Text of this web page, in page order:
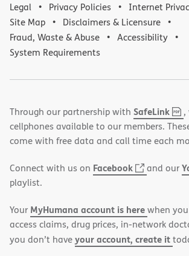
Legal Privacy Policies
Internet
Site Map
Disclaimers & Licensure
Fraud, Waste & Abuse
Accessibility
System Requirements
Through our partnership with SafeLink,
PDF
,
cellphones available to our members.
come with free data and call time each
Connect with us on Facebook
(opens
window)
and our
playlist.
Your MyHumana account is herewhen
access claims, drug prices, in-network
you don’t haveyour account, create it